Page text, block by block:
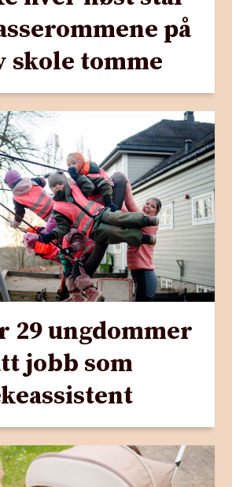
på
skole tomme
29 ungdommer
jobb som